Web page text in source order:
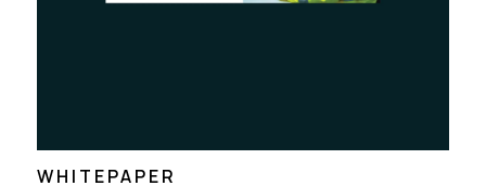
WHITEPAPER